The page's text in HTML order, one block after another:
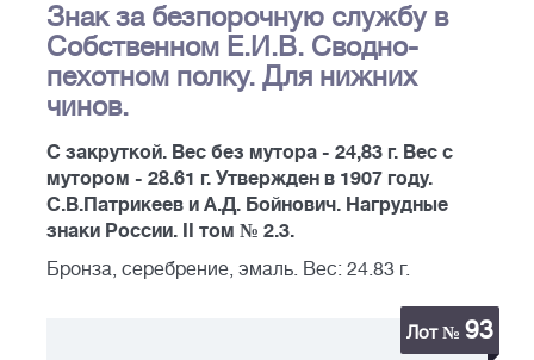
Знак за безпорочную службу в
Собственном Е.И.В. Сводно-
пехотном полку. Для нижних
чинов.
С закруткой. Вес без мутора - 24,83 г. Вес с
мутором - 28.61 г. Утвержден в 1907 году.
С.В.Патрикеев и А.Д. Бойнович. Нагрудные
знаки России. II том № 2.3.
Бронза, серебрение, эмаль. Вес: 24.83 г.
Лот № 93